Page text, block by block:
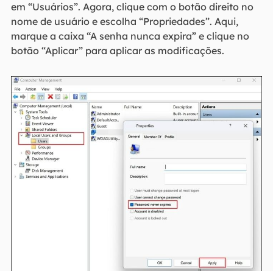
em “Usuários”. Agora, clique com o botão direito no
nome de usuário e escolha “Propriedades”. Aqui,
marque a caixa “A senha nunca expira” e clique no
botão “Aplicar” para aplicar as modificações.